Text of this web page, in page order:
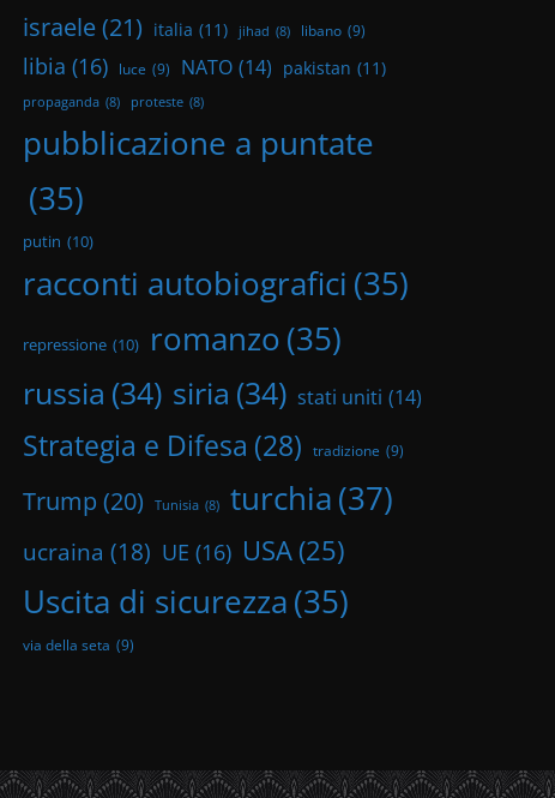
israele(21) italia (11) jihad (8) libano (9)
libia (16) luce (9) NATO (14) pakistan (11)
propaganda (8) proteste (8)
pubblicazione a puntate
(35)
putin (10)
racconti autobiografici (35)
repressione (10) romanzo(35)
russia (34) siria (34) stati uniti (14)
Strategia e Difesa (28) tradizione (9)
Trump (20) Tunisia (8) turchia(37)
ucraina (18) UE (16) USA (25)
Uscita di sicurezza(35)
via della seta (9)